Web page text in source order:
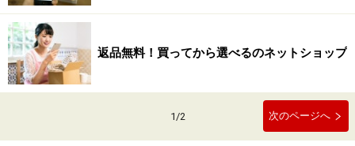
返品無料！買ってから選べるのネットショップ
1/2 次のページへ